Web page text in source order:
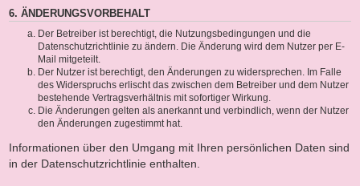
6. ÄNDERUNGSVORBEHALT
Der Betreiber ist berechtigt, die Nutzungsbedingungen und die
Datenschutzrichtlinie zu ändern. Die Änderung wird dem Nutzer per E-
Mail mitgeteilt.
Der Nutzer ist berechtigt, den Änderungen zu widersprechen. Im Falle
des Widerspruchs erlischt das zwischen dem Betreiber und dem Nutzer
bestehende Vertragsverhältnis mit sofortiger Wirkung.
Die Änderungen gelten als anerkannt und verbindlich, wenn der Nutzer
den Änderungen zugestimmt hat.
Informationen über den Umgang mit Ihren persönlichen Daten sind
in der Datenschutzrichtlinie enthalten.